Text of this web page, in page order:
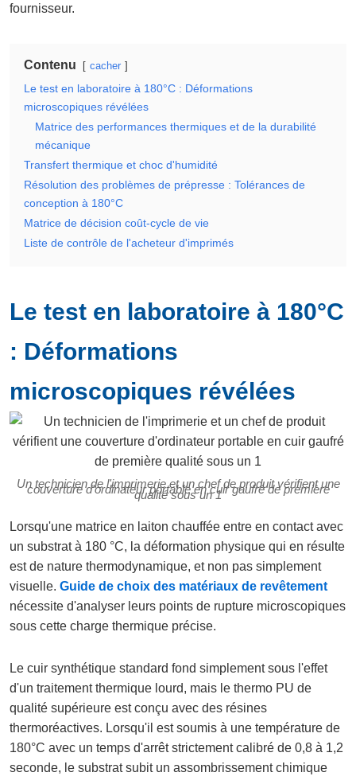
fournisseur.
Contenu cacher
Le test en laboratoire à 180°C : Déformations
microscopiques révélées
Matrice des performances thermiques et de la durabilité
mécanique
Transfert thermique et choc d'humidité
Résolution des problèmes de prépresse : Tolérances de
conception à 180°C
Matrice de décision coût-cycle de vie
Liste de contrôle de l'acheteur d'imprimés
Le test en laboratoire à 180°C
: Déformations
microscopiques révélées
Un technicien de l'imprimerie et un chef de produit vérifient une
couverture d'ordinateur portable en cuir gaufré de première
qualité sous un 1
Lorsqu'une matrice en laiton chauffée entre en contact avec
un substrat à 180 °C, la déformation physique qui en résulte
est de nature thermodynamique, et non pas simplement
visuelle. Guide de choix des matériaux de revêtement
nécessite d'analyser leurs points de rupture microscopiques
sous cette charge thermique précise.
Le cuir synthétique standard fond simplement sous l'effet
d'un traitement thermique lourd, mais le thermo PU de
qualité supérieure est conçu avec des résines
thermoréactives. Lorsqu'il est soumis à une température de
180°C avec un temps d'arrêt strictement calibré de 0,8 à 1,2
seconde, le substrat subit un assombrissement chimique